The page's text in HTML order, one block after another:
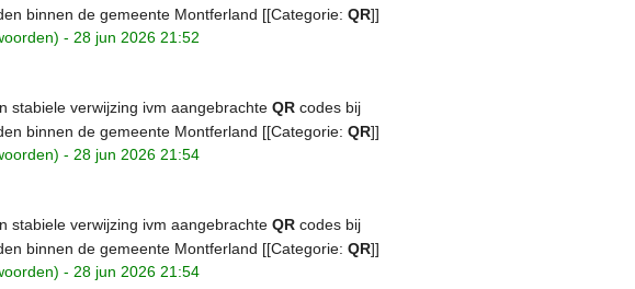
binnen de gemeente Montferland [[Categorie: QR]]
- 28 jun 2026 21:52
stabiele verwijzing ivm aangebrachte QRcodes bij
binnen de gemeente Montferland [[Categorie: QR]]
- 28 jun 2026 21:54
stabiele verwijzing ivm aangebrachte QRcodes bij
binnen de gemeente Montferland [[Categorie: QR]]
- 28 jun 2026 21:54